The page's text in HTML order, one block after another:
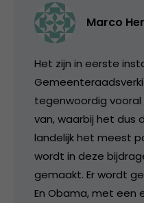
Marco
Het zijn in eerste
tegenwoordig vooral
van, waarbij het dus
landelijk het meest
wordt in deze
gemaakt. Er wordt
En Obama, met een